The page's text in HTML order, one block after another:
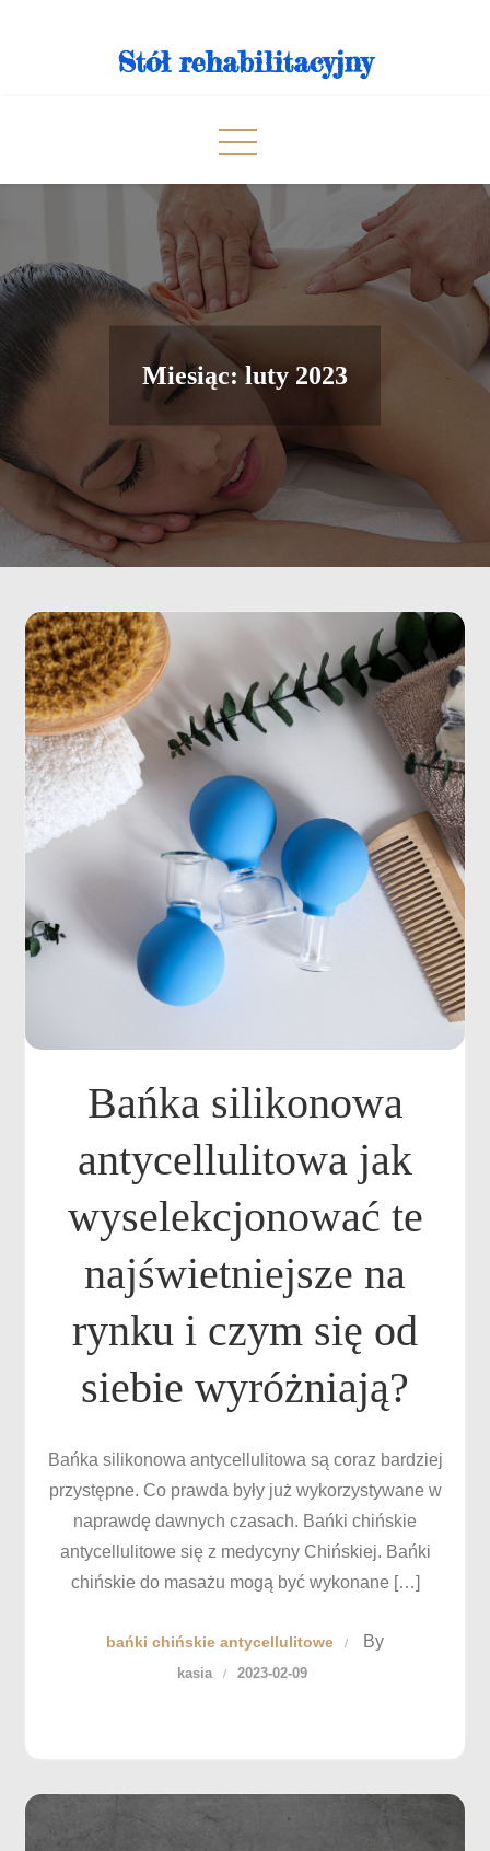
Stół rehabilitacyjny
Miesiąc:luty 2023
Bańka silikonowa
antycellulitowa jak
wyselekcjonować te
najświetniejsze na
rynku i czym się od
siebie wyróżniają?
Bańka silikonowa antycellulitowa są coraz bardziej
przystępne. Co prawda były już wykorzystywane w
naprawdę dawnych czasach. Bańki chińskie
antycellulitowe się z medycyny Chińskiej. Bańki
chińskie do masażu mogą być wykonane […]
bańki chińskie antycellulitowe By
kasia 2023-02-09